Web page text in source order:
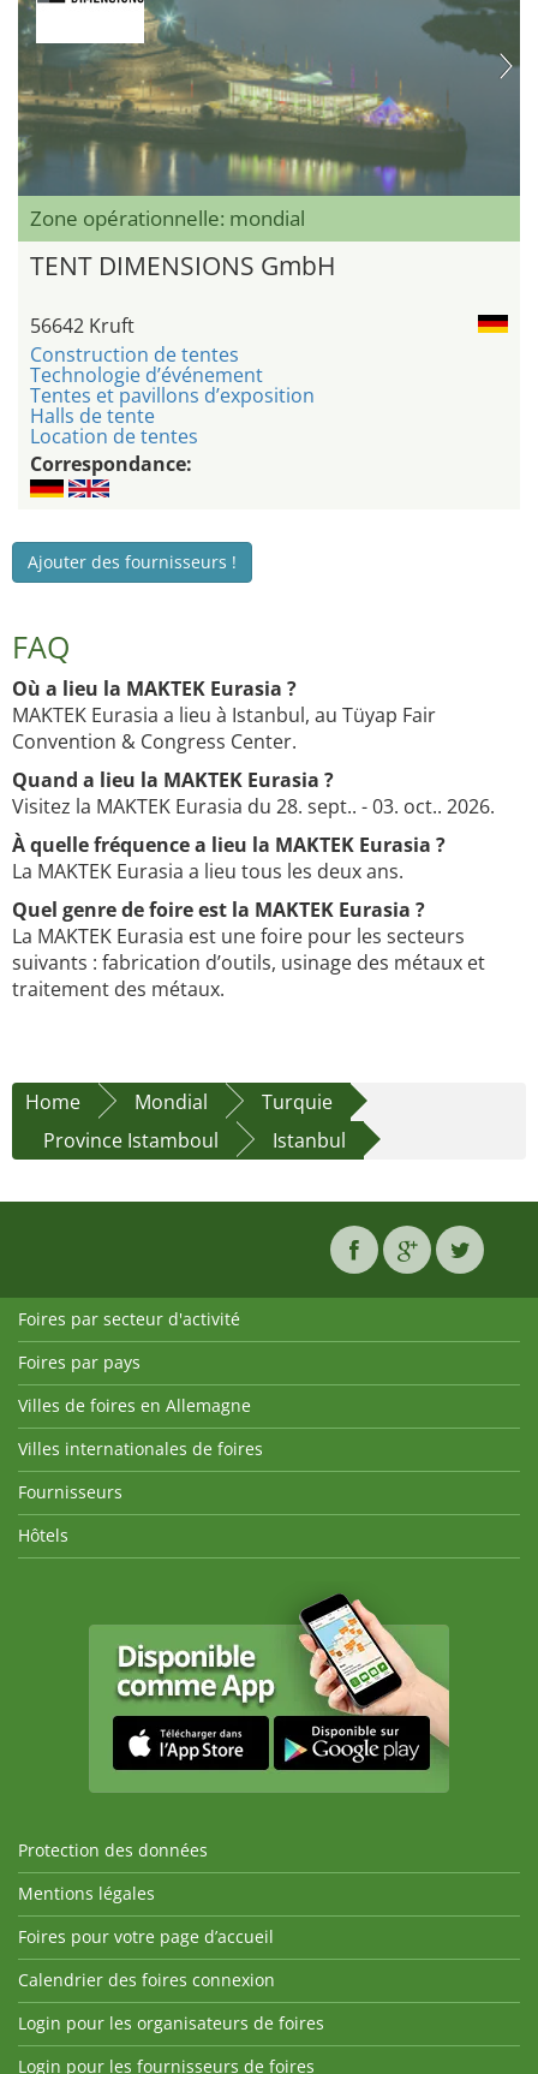
Zone opérationnelle: mondial
TENT DIMENSIONS GmbH
56642 Kruft
Construction de tentes
Technologie d’événement
Tentes et pavillons d’exposition
Halls de tente
Location de tentes
Correspondance:
Ajouter des fournisseurs !
FAQ
Où a lieu la MAKTEK Eurasia ?
MAKTEK Eurasia a lieu à Istanbul, au Tüyap Fair
Convention & Congress Center.
Quand a lieu la MAKTEK Eurasia ?
Visitez la MAKTEK Eurasia du 28. sept.. - 03. oct.. 2026.
À quelle fréquence a lieu la MAKTEK Eurasia ?
La MAKTEK Eurasia a lieu tous les deux ans.
Quel genre de foire est la MAKTEK Eurasia ?
La MAKTEK Eurasia est une foire pour les secteurs
suivants : fabrication d’outils, usinage des métaux et
traitement des métaux.
Home Mondial
Turquie
Province Istamboul
Istanbul
Foires par secteur d'activité
Foires par pays
Villes de foires en Allemagne
Villes internationales de foires
Fournisseurs
Hôtels
Protection des données
Mentions légales
Foires pour votre page d’accueil
Calendrier des foires connexion
Login pour les organisateurs de foires
Login pour les fournisseurs de foires